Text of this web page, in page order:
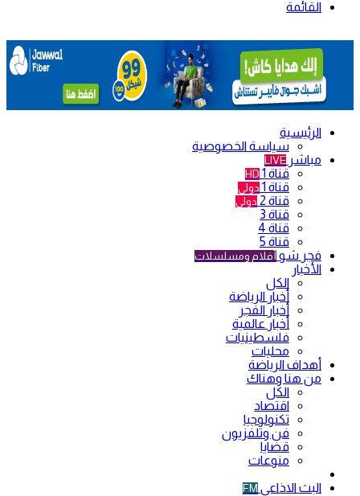
القائمة
الرئيسية
سياسة الخصوصية
مباشر LIVE
قناة 1 HD
قناة 1 دولي
قناة 2 دولي
قناة 3
قناة 4
قناة 5
فجر شو أفلام ومسلسلات
الأخبار
الكل
أخبار الرياضة
أخبار الفجر
أخبار عالمية
فلسطينيات
محليات
أهداف الرياضة
من هنا وهناك
الكل
اقتصاد
تكنولوجيا
فن وتلفزيون
قضايا
منوعات
البث الاذاعي FM